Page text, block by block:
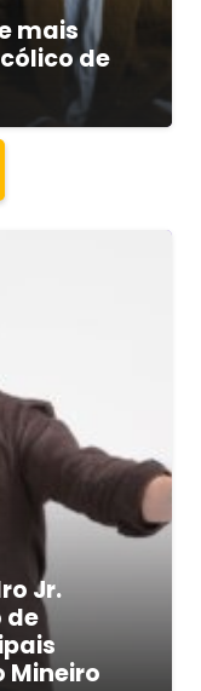
mais
de
Jr.
de
Mineiro